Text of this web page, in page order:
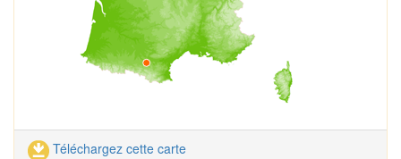
Téléchargez cette carte